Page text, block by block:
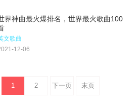
界神曲最火爆排名，世界最火歌曲100
文歌曲
12-06
1 2 下一页 末页